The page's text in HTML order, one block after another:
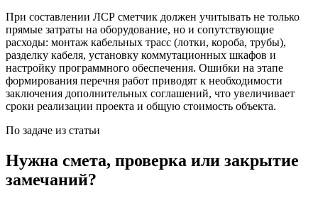
При составлении ЛСР сметчик должен учитывать не только
прямые затраты на оборудование, но и сопутствующие
расходы: монтаж кабельных трасс (лотки, короба, трубы),
разделку кабеля, установку коммутационных шкафов и
настройку программного обеспечения. Ошибки на этапе
формирования перечня работ приводят к необходимости
заключения дополнительных соглашений, что увеличивает
сроки реализации проекта и общую стоимость объекта.
По задаче из статьи
Нужна смета, проверка или закрытие
замечаний?